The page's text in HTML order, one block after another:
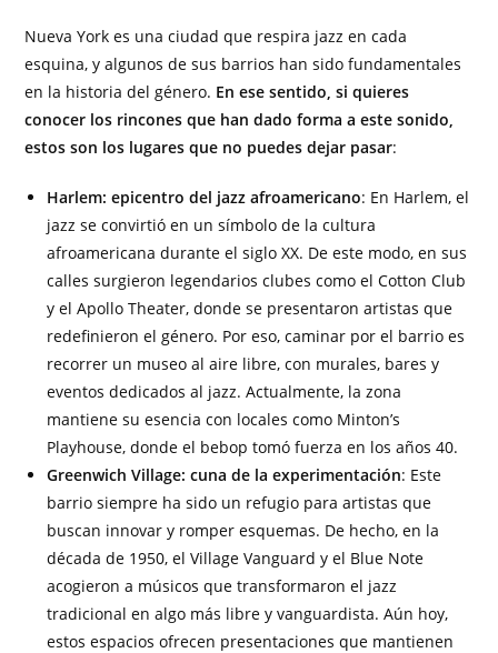
Nueva York es una ciudad que respira jazz en cada
esquina, y algunos de sus barrios han sido fundamentales
en la historia del género. En ese sentido, si quieres
conocer los rincones que han dado forma a este sonido,
estos son los lugares que no puedes dejar pasar:
Harlem: epicentro del jazz afroamericano: En Harlem, el
jazz se convirtió en un símbolo de la cultura
afroamericana durante el siglo XX. De este modo, en sus
calles surgieron legendarios clubes como el Cotton Club
y el Apollo Theater, donde se presentaron artistas que
redefinieron el género. Por eso, caminar por el barrio es
recorrer un museo al aire libre, con murales, bares y
eventos dedicados al jazz. Actualmente, la zona
mantiene su esencia con locales como Minton’s
Playhouse, donde el bebop tomó fuerza en los años 40.
Greenwich Village: cuna de la experimentación: Este
barrio siempre ha sido un refugio para artistas que
buscan innovar y romper esquemas. De hecho, en la
década de 1950, el Village Vanguard y el Blue Note
acogieron a músicos que transformaron el jazz
tradicional en algo más libre y vanguardista. Aún hoy,
estos espacios ofrecen presentaciones que mantienen